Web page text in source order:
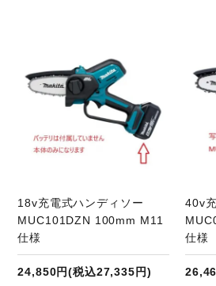
18v充電式ハンディソー
MUC101DZN 100mm M11
仕様
24,850円(税込27,335円)
40v
仕様